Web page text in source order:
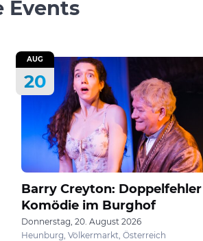
Events
AUG
20
Barry Creyton: Doppelfehler
Komödie im Burghof
Donnerstag, 20. August 2026
Heunburg, Völkermarkt, Österreich